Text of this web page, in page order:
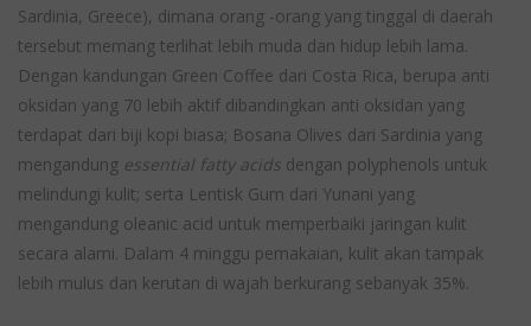
Sardinia, Greece), dimana orang -orang yang tinggal di daerah
tersebut memang terlihat lebih muda dan hidup lebih lama.
Dengan kandungan Green Coffee dari Costa Rica, berupa anti
oksidan yang 70 lebih aktif dibandingkan anti oksidan yang
terdapat dari biji kopi biasa; Bosana Olives dari Sardinia yang
mengandung essential fatty acids dengan polyphenols untuk
melindungi kulit; serta Lentisk Gum dari Yunani yang
mengandung oleanic acid untuk memperbaiki jaringan kulit
secara alami. Dalam 4 minggu pemakaian, kulit akan tampak
lebih mulus dan kerutan di wajah berkurang sebanyak 35%.